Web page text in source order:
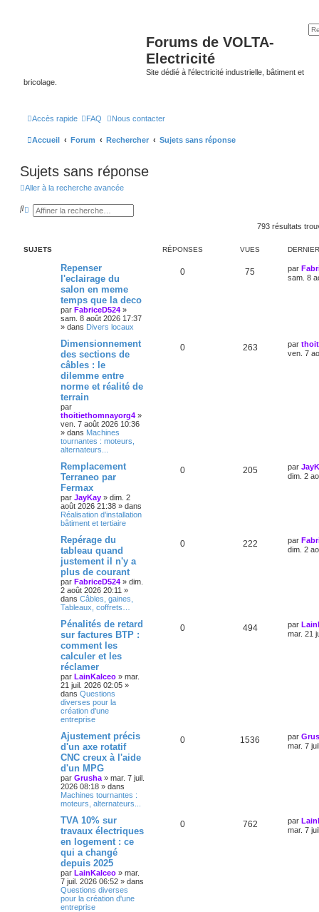
Forums de VOLTA-
Electricité
Site dédié à l'électricité industrielle, bâtiment et
bricolage.
Accès rapide FAQ Nous contacter
Accueil Forum Rechercher Sujets sans réponse
Sujets sans réponse
Aller à la recherche avancée
R
r
R
r
793 résultats
SUJETS RÉPONSES VUES
Repenser
l'eclairage du
salon en meme
temps que la deco
par FabriceD524 »
sam. 8 août 2026 17:37
» dans Divers locaux
0 75 par
sam. 8
Dimensionnement
des sections de
câbles : le
dilemme entre
norme et réalité de
terrain
par
thoitiethomnayorg4 »
ven. 7 août 2026 10:36
» dans Machines
tournantes : moteurs,
alternateurs...
0 263 par
ven. 7
Remplacement
Terraneo par
Fermax
par JayKay » dim. 2
août 2026 21:38 » dans
Réalisation d’installation
bâtiment et tertiaire
0 205 par
dim. 2
Repérage du
tableau quand
justement il n'y a
plus de courant
par FabriceD524 » dim.
2 août 2026 20:11 »
dans Câbles, gaines,
Tableaux, coffrets…
0 222 par
dim. 2
Pénalités de retard
sur factures BTP :
comment les
calculer et les
réclamer
par LainKalceo » mar.
21 juil. 2026 02:05 »
dans Questions
diverses pour la
création d'une
entreprise
0 494 par
mar. 21
Ajustement précis
d'un axe rotatif
CNC creux à l'aide
d'un MPG
par Grusha » mar. 7 juil.
2026 08:18 » dans
Machines tournantes :
moteurs, alternateurs...
0 1536 par
mar. 7
TVA 10% sur
travaux électriques
en logement : ce
qui a changé
depuis 2025
par LainKalceo » mar.
7 juil. 2026 06:52 » dans
Questions diverses
pour la création d'une
entreprise
0 762 par
mar. 7